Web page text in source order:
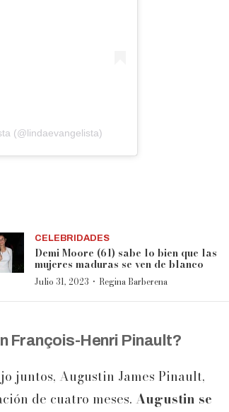
(@lindaevangelista)
CELEBRIDADES
Demi Moore (61) sabe lo bien que las
mujeres maduras se ven de blanco
Julio 31, 2023 · Regina Barberena
François-Henri Pinault?
juntos, Augustin James Pinault,
de cuatro meses. Augustin se